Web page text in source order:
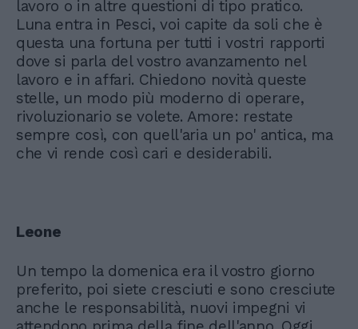
lavoro o in altre questioni di tipo pratico.
Luna entra in Pesci, voi capite da soli che è
questa una fortuna per tutti i vostri rapporti
dove si parla del vostro avanzamento nel
lavoro e in affari. Chiedono novità queste
stelle, un modo più moderno di operare,
rivoluzionario se volete. Amore: restate
sempre così, con quell'aria un po' antica, ma
che vi rende così cari e desiderabili.
Leone
Un tempo la domenica era il vostro giorno
preferito, poi siete cresciuti e sono cresciute
anche le responsabilità, nuovi impegni vi